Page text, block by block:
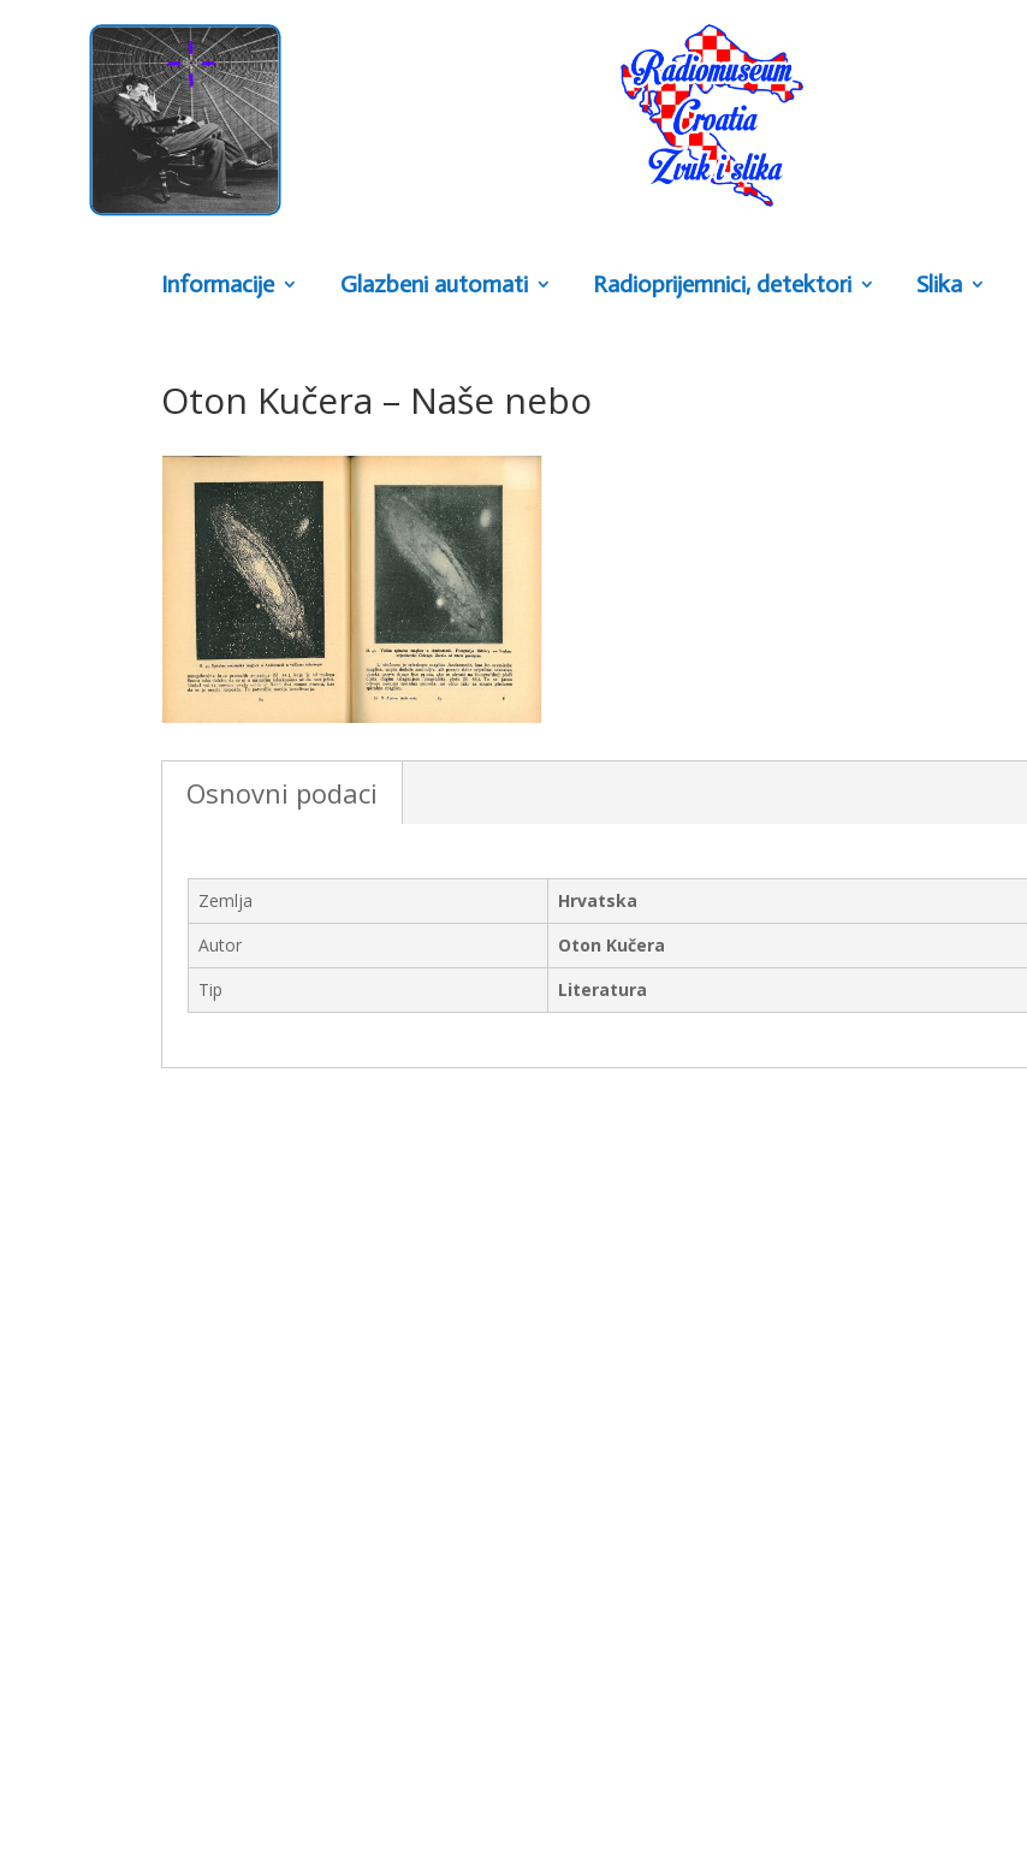
Informacije Glazbeni automati Radioprijemnici, detektori Slika
Oton Kučera – Naše nebo
Osnovni podaci
Zemlja
Hrvatska
Autor
Oton Kučera
Tip
Literatura